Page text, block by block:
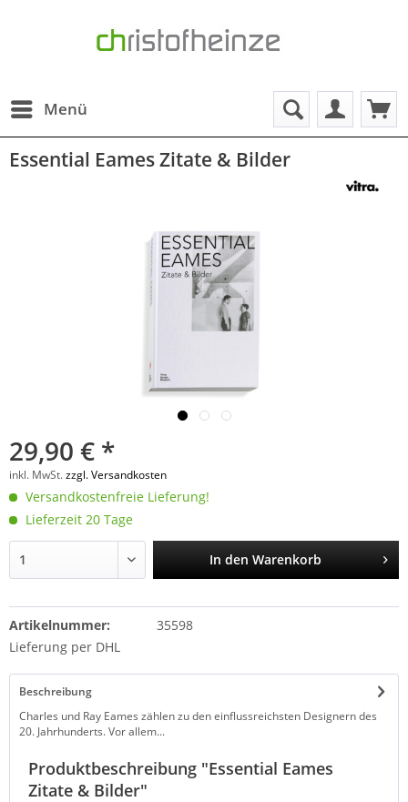
Menü
Essential Eames Zitate & Bilder
29,90 € *
inkl. MwSt.zzgl. Versandkosten
Versandkostenfreie Lieferung!
Lieferzeit 20 Tage
In den Warenkorb
Artikelnummer:
35598
Lieferung per DHL
Beschreibung
Charles und Ray Eames zählen zu den einflussreichsten Designern des
20. Jahrhunderts. Vor allem...
Produktbeschreibung "Essential Eames
Zitate & Bilder"